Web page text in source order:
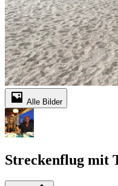
Alle Bilder
Streckenflug mit